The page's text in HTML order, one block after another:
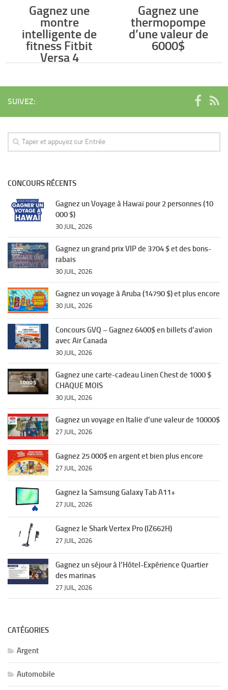
Gagnez une
montre
intelligente de
fitness Fitbit
Versa 4
Gagnez une
thermopompe
d’une valeur de
6000$
SUIVEZ:
CONCOURS RÉCENTS
Gagnez un Voyage à Hawaï pour 2 personnes (10
000 $)
30 JUIL, 2026
Gagnez un grand prix VIP de 3704 $ et des bons-
rabais
30 JUIL, 2026
Gagnez un voyage à Aruba (14790 $) et plus encore
30 JUIL, 2026
Concours GVQ – Gagnez 6400$ en billets d’avion
avec Air Canada
30 JUIL, 2026
Gagnez une carte-cadeau Linen Chest de 1000 $
CHAQUE MOIS
30 JUIL, 2026
Gagnez un voyage en Italie d’une valeur de 10000$
27 JUIL, 2026
Gagnez 25 000$ en argent et bien plus encore
27 JUIL, 2026
Gagnez la Samsung Galaxy Tab A11+
27 JUIL, 2026
Gagnez le Shark Vertex Pro (IZ662H)
27 JUIL, 2026
Gagnez un séjour à l’Hôtel-Expérience Quartier
des marinas
27 JUIL, 2026
CATÉGORIES
Argent
Automobile